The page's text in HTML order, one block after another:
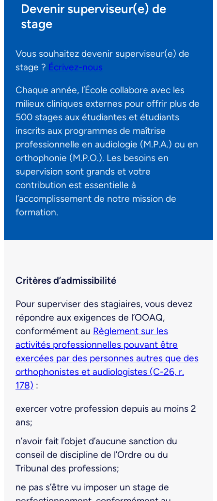
Devenir superviseur(e) de
stage
Vous souhaitez devenir superviseur(e) de
stage ? Écrivez-nous
Chaque année, l’École collabore avec les
milieux cliniques externes pour offrir plus de
500 stages aux étudiantes et étudiants
inscrits aux programmes de maîtrise
professionnelle en audiologie (M.P.A.) ou en
orthophonie (M.P.O.). Les besoins en
supervision sont grands et votre
contribution est essentielle à
l’accomplissement de notre mission de
formation.
Critères d’admissibilité
Pour superviser des stagiaires, vous devez
répondre aux exigences de l’OOAQ,
conformément au Règlement sur les
activités professionnelles pouvant être
exercées par des personnes autres que des
orthophonistes et audiologistes (C-26, r.
178) :
exercer votre profession depuis au moins 2
ans;
n’avoir fait l’objet d’aucune sanction du
conseil de discipline de l’Ordre ou du
Tribunal des professions;
ne pas s’être vu imposer un stage de